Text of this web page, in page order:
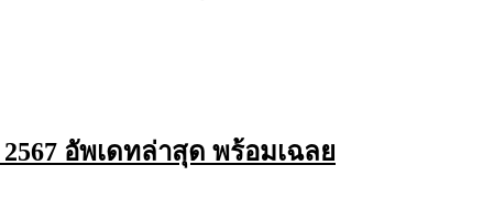
อัพเดทล่าสุด พร้อมเฉลย